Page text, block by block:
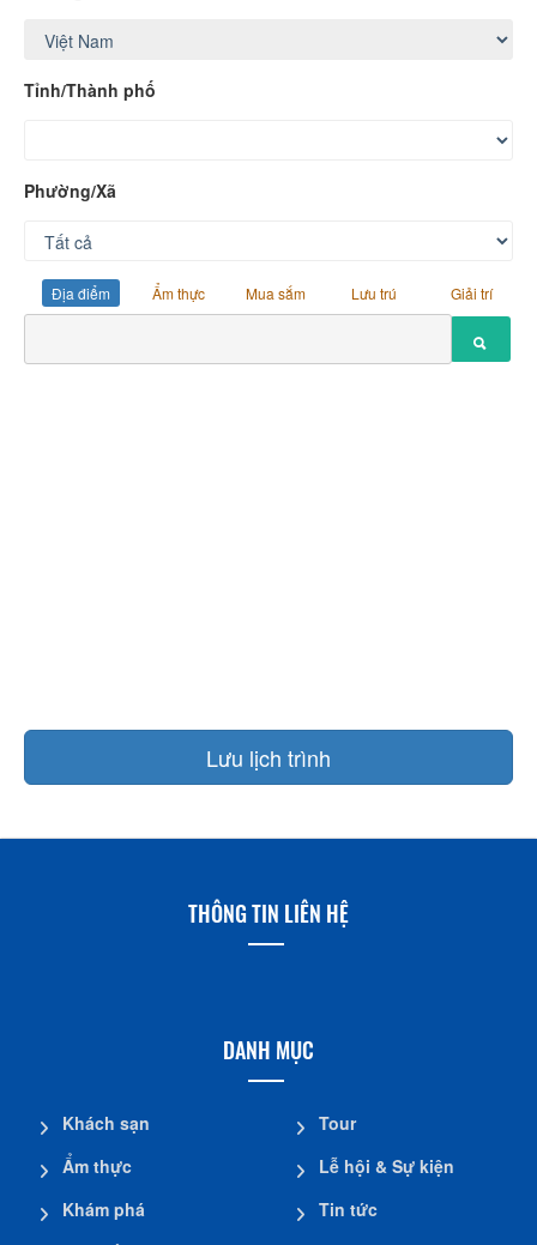
Tỉnh/Thành phố
Phường/Xã
Địa điểm Ẩm thực Mua sắm Lưu trú Giải trí
Lưu lịch trình
THÔNG TIN LIÊN HỆ
DANH MỤC
Khách sạn
Ẩm thực
Khám phá
Tour
Lễ hội & Sự kiện
Tin tức